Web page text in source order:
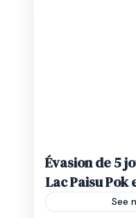
Évasion de 5
Lac Paisu
See